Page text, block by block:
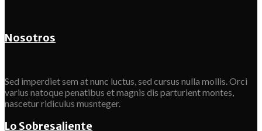
Nosotros
Sed imperdiet sem at nunc luctus, sed cursus nulla mollis. Orci
varius natoque penatibus et magnis dis parturient montes,
nascetur ridiculus musnteger.
Lo Sobresaliente